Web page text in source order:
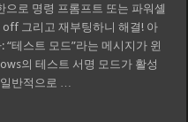
으로 명령 프롬프트 또는 파워셸
그리고 재부팅하니 해결! 아
“테스트 모드”라는 메시지가 윈
의 테스트 서명 모드가 활성
반적으로 …